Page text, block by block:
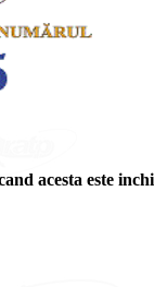
acesta este